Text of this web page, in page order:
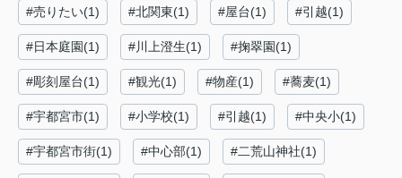
#売りたい(1) #北関東(1) #屋台(1) #引越(1)
#日本庭園(1) #川上澄生(1) #掬翠園(1)
#彫刻屋台(1) #観光(1) #物産(1) #蕎麦(1)
#宇都宮市(1) #小学校(1) #引越(1) #中央小(1)
#宇都宮市街(1) #中心部(1) #二荒山神社(1)